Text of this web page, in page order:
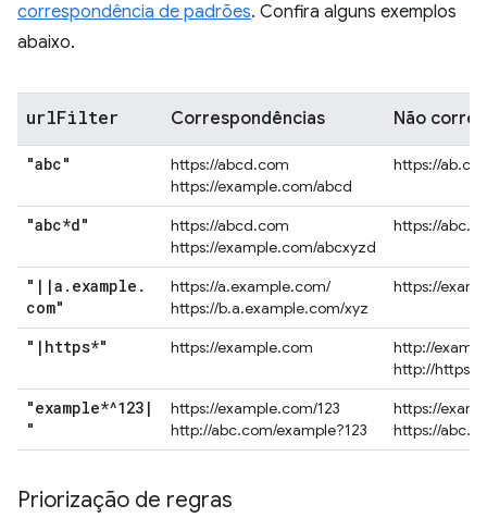
correspondência de padrões. Confira alguns exemplos
abaixo.
urlFilter Correspondências Não
"abc"
https://abcd.com
https://example.com/abcd
https://
"abc*d"
https://abcd.com
https://example.com/abcxyzd
https://
" | |a . example .
com"
https://a.example.com/
https://b.a.example.com/xyz
https://
" | https*" https://example.com
http://
http://
"example*^123 |
"
https://example.com/123
http://abc.com/example?123
https://
https://
Priorização de regras